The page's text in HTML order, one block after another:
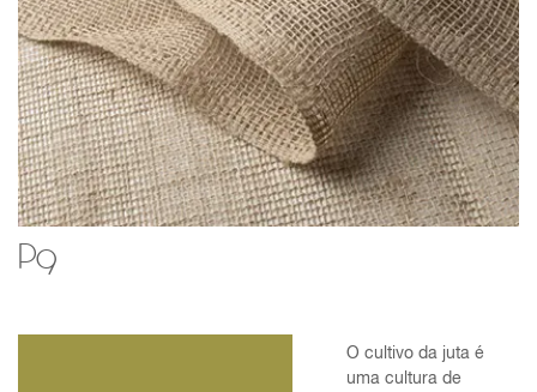
P9
O cultivo da juta é
uma cultura de